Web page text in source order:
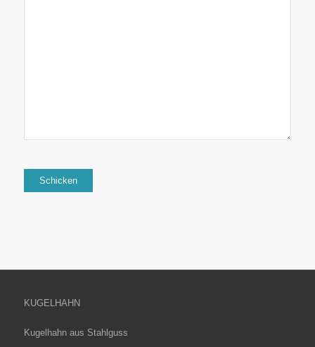
KUGELHAHN
Kugelhahn aus Stahlguss